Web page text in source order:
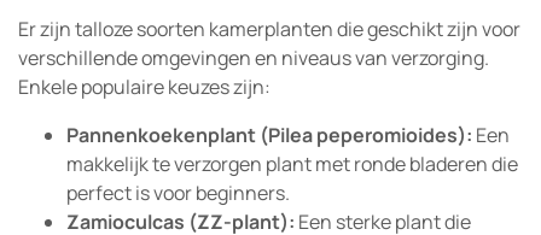
Er zijn talloze soorten kamerplanten die geschikt zijn voor
verschillende omgevingen en niveaus van verzorging.
Enkele populaire keuzes zijn:
Pannenkoekenplant (Pilea peperomioides): Een
makkelijk te verzorgen plant met ronde bladeren die
perfect is voor beginners.
Zamioculcas (ZZ-plant): Een sterke plant die